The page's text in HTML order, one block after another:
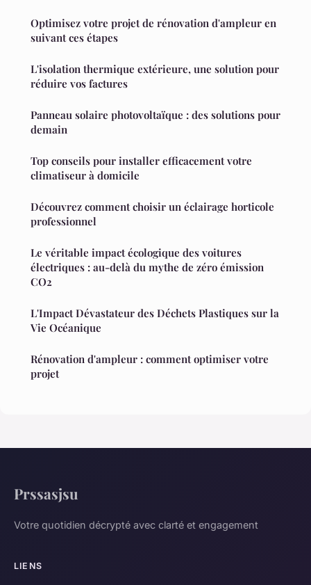
Optimisez votre projet de rénovation d'ampleur en
suivant ces étapes
L'isolation thermique extérieure, une solution pour
réduire vos factures
Panneau solaire photovoltaïque : des solutions pour
demain
Top conseils pour installer efficacement votre
climatiseur à domicile
Découvrez comment choisir un éclairage horticole
professionnel
Le véritable impact écologique des voitures
électriques : au-delà du mythe de zéro émission
CO2
L'Impact Dévastateur des Déchets Plastiques sur la
Vie Océanique
Rénovation d'ampleur : comment optimiser votre
projet
Prssasjsu
Votre quotidien décrypté avec clarté et engagement
LIENS